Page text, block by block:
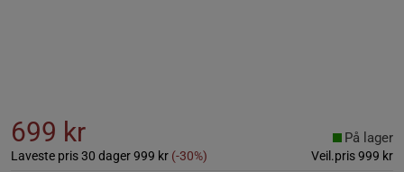
699 kr
Laveste pris 30 dager999 kr (-30%) Veil.pris999 kr
På lager